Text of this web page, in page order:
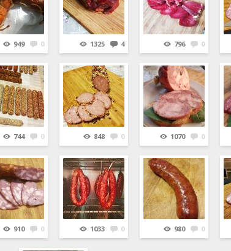
949 0 1325 4 796 0
744 0 848 0 1070 0
910 0 1033 0 980 0